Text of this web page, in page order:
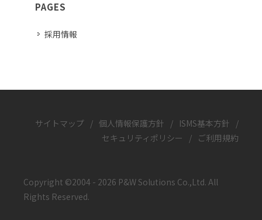
PAGES
採用情報
サイトマップ / 個人情報保護方針 / ISMS基本方針 /
セキュリティポリシー
/ ご利用規約
Copyright ©2004 - 2026 P&W Solutions Co.,Ltd. All
Rights Reserved.